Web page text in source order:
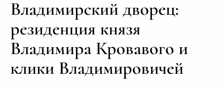
Владимирский дворец:
резиденция князя
Владимира Кровавого и
клики Владимировичей